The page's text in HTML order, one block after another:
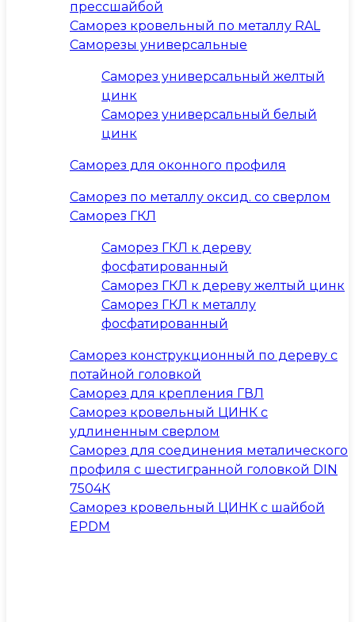
прессшайбой
Саморез кровельный по металлу RAL
Саморезы универсальные
Саморез универсальный желтый
цинк
Саморез универсальный белый
цинк
Саморез для оконного профиля
Саморез по металлу оксид. со сверлом
Саморез ГКЛ
Саморез ГКЛ к дереву
фосфатированный
Саморез ГКЛ к дереву желтый цинк
Саморез ГКЛ к металлу
фосфатированный
Саморез конструкционный по дереву с
потайной головкой
Саморез для крепления ГВЛ
Саморез кровельный ЦИНК с
удлиненным сверлом
Саморез для соединения металического
профиля с шестигранной головкой DIN
7504К
Саморез кровельный ЦИНК с шайбой
EPDM